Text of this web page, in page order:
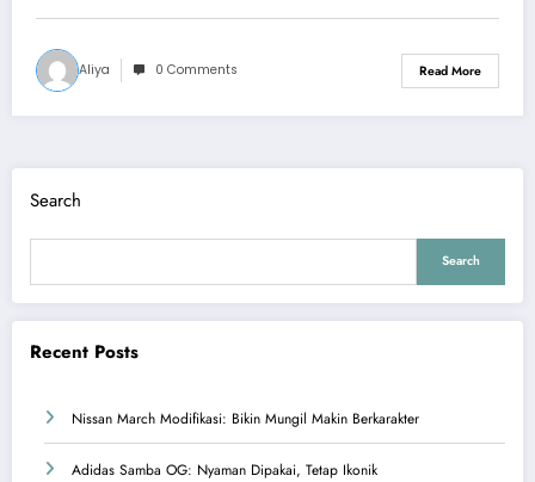
Aliya 0 Comments Read More
Search
Search
Recent Posts
Nissan March Modifikasi: Bikin Mungil Makin Berkarakter
Adidas Samba OG: Nyaman Dipakai, Tetap Ikonik